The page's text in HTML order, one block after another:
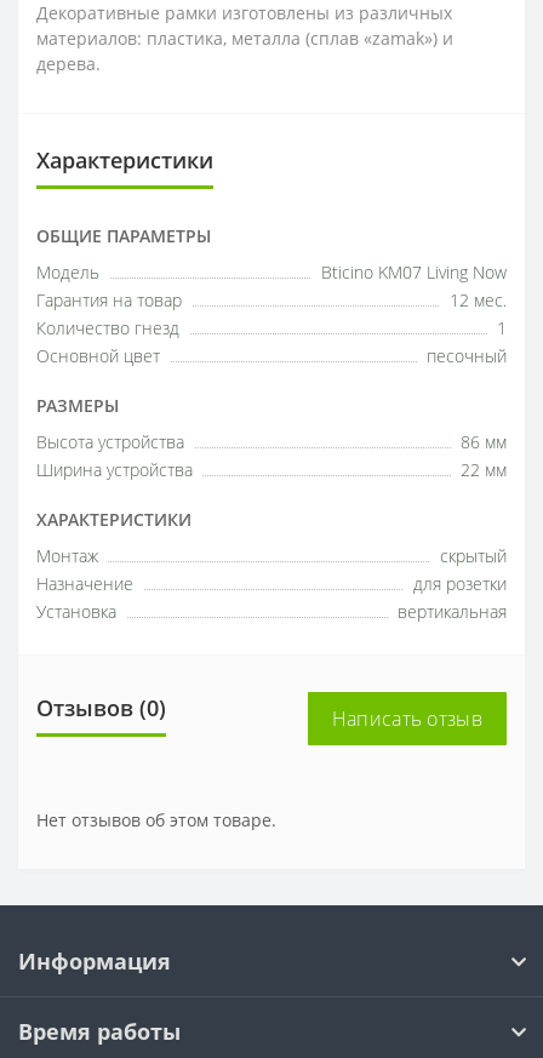
Декоративные рамки изготовлены из различных
материалов: пластика, металла (сплав «zamak») и
дерева.
Характеристики
ОБЩИЕ ПАРАМЕТРЫ
Модель
Bticino KМ07 Living Now
Гарантия на товар
12 мес.
Количество гнезд
1
Основной цвет
песочный
РАЗМЕРЫ
Высота устройства
86 мм
Ширина устройства
22 мм
ХАРАКТЕРИСТИКИ
Монтаж
скрытый
Назначение
для розетки
Установка
вертикальная
Отзывов (0) Написать отзыв
Нет отзывов об этом товаре.
Информация
Время работы